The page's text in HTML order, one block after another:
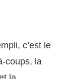
c’est le
coups, la